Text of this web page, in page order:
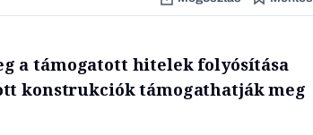
a támogatott hitelek folyósítása
konstrukciók támogathatják meg